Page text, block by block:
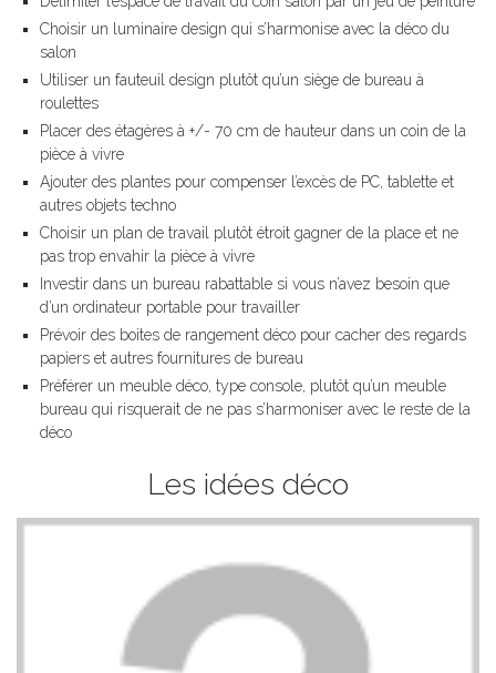
Choisir un luminaire design qui s’harmonise avec la déco du
salon
Utiliser un fauteuil design plutôt qu’un siège de bureau à
roulettes
Placer des étagères à +/- 70 cm de hauteur dans un coin de la
pièce à vivre
Ajouter des plantes pour compenser l’excès de PC, tablette et
autres objets techno
Choisir un plan de travail plutôt étroit gagner de la place et ne
pas trop envahir la pièce à vivre
Investir dans un bureau rabattable si vous n’avez besoin que
d’un ordinateur portable pour travailler
Prévoir des boites de rangement déco pour cacher des regards
papiers et autres fournitures de bureau
Préférer un meuble déco, type console, plutôt qu’un meuble
bureau qui risquerait de ne pas s’harmoniser avec le reste de la
déco
Les idées déco